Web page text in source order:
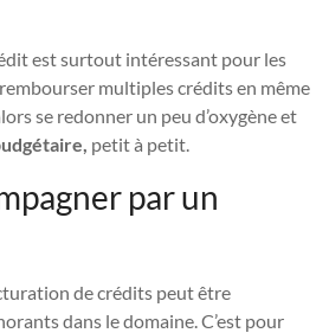
est surtout intéressant pour les
multiples crédits en même
se redonner un peu d’oxygène et
petit à petit.
par un
de crédits peut être
dans le domaine. C’est pour